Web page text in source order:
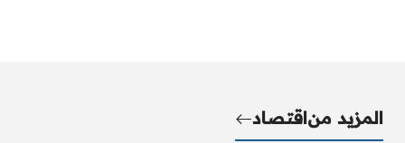
المزيد مناقتصاد